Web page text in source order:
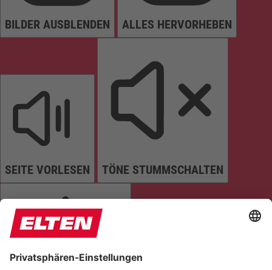
BILDER AUSBLENDEN ALLES HERVORHEBEN
SEITE VORLESEN TÖNE STUMMSCHALTEN